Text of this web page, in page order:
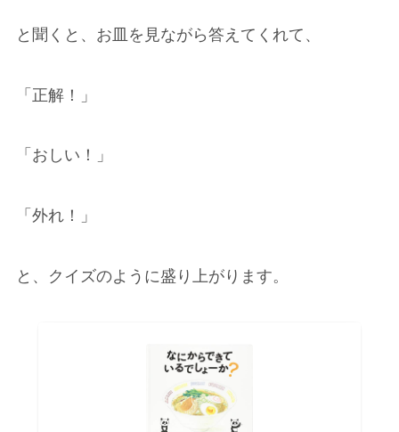
と聞くと、お皿を見ながら答えてくれて、
「正解！」
「おしい！」
「外れ！」
と、クイズのように盛り上がります。